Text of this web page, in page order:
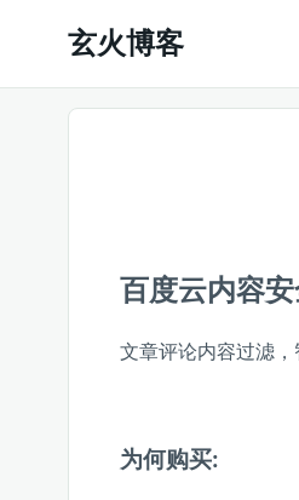
玄火博客
百度云内容
文章评论内容过滤
为何购买: